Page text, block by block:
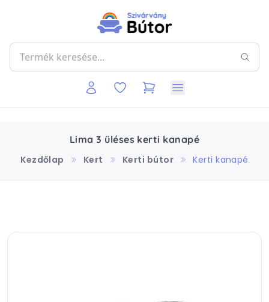
Lima 3 üléses kerti kanapé
Kezdőlap
Kert Kerti bútor Kerti kanapé